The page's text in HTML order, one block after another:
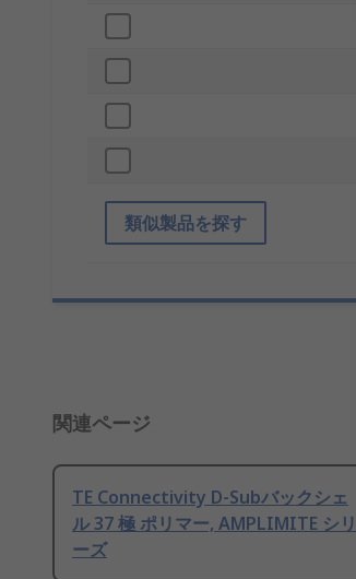
類似製品を探す
関連ページ
TE Connectivity D-Subバックシェ
ル 37 極 ポリマー, AMPLIMITE シリ
ーズ